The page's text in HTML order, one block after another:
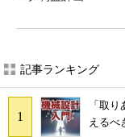
記事ランキング
「取
えるべ